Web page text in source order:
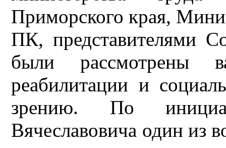
Приморского края,
ПК, представителями
были рассмотрены
реабилитации и
зрению. По
Вячеславовича один из